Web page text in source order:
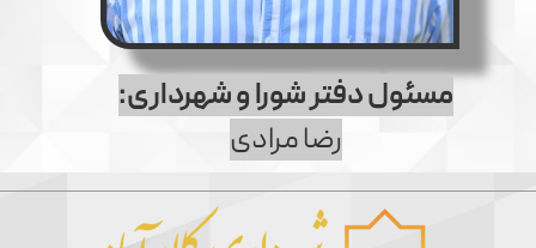
مسئول دفتر شورا و شهرداری:
رضا مرادی